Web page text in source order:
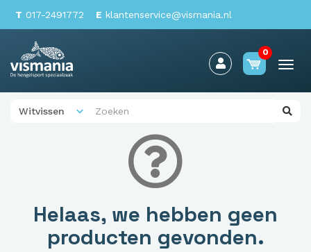
T 017-2491772 E klantenservice@vismania.nl
0
Helaas, we hebben geen
producten gevonden.